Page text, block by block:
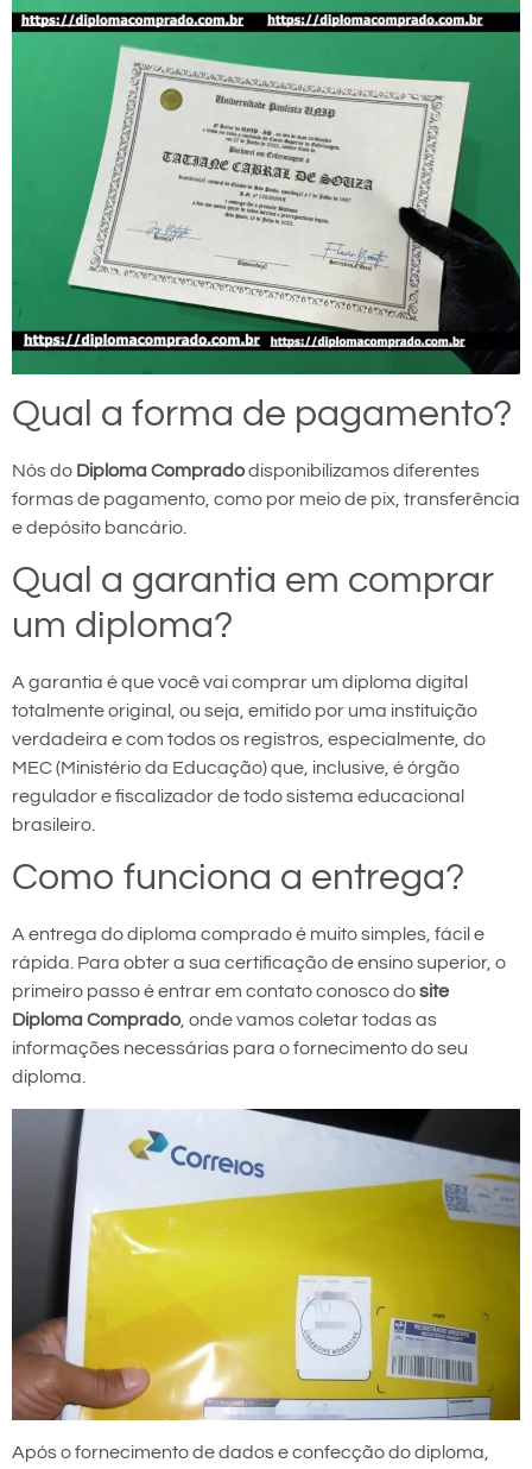
Qual a forma de pagamento?
Nós do Diploma Compradodisponibilizamos diferentes
formas de pagamento, como por meio de pix, transferência
e depósito bancário.
Qual a garantia em comprar
um diploma?
A garantia é que você vai comprar um diploma digital
totalmente original, ou seja, emitido por uma instituição
verdadeira e com todos os registros, especialmente, do
MEC (Ministério da Educação) que, inclusive, é órgão
regulador e fiscalizador de todo sistema educacional
brasileiro.
Como funciona a entrega?
A entrega do diploma comprado é muito simples, fácil e
rápida. Para obter a sua certificação de ensino superior, o
primeiro passo é entrar em contato conosco dosite
Diploma Comprado, onde vamos coletar todas as
informações necessárias para o fornecimento do seu
diploma.
Após o fornecimento de dados e confecção do diploma,